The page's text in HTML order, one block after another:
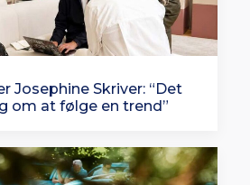
Josephine Skriver: “Det
om at følge en trend”